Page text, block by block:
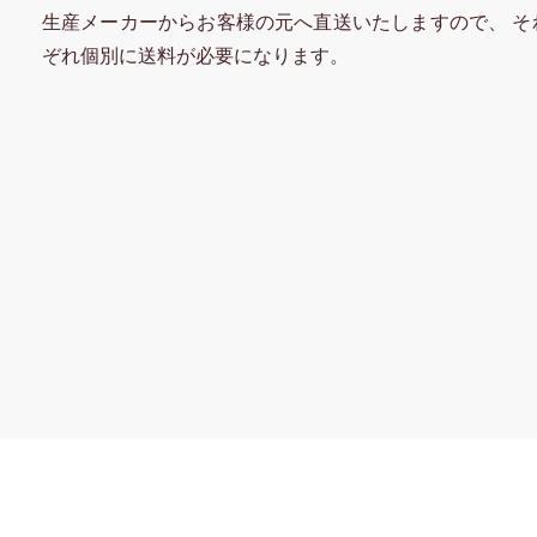
生産メーカーからお客様の元へ直送いたしますので、 そ
ぞれ個別に送料が必要になります。